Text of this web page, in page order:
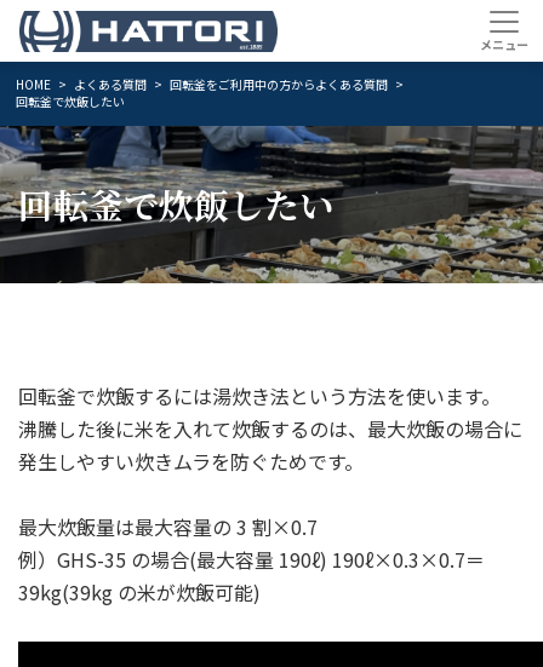
HOME よくある質問
回転釜をご利用中の方からよくある質問
回転釜で炊飯したい
回転釜で炊飯したい
回転釜で炊飯するには湯炊き法という方法を使います。
沸騰した後に米を入れて炊飯するのは、最大炊飯の場合に
発生しやすい炊きムラを防ぐためです。
最大炊飯量は最大容量の 3 割×0.7
例）GHS-35 の場合(最大容量 190ℓ) 190ℓ×0.3×0.7＝
39kg(39kg の米が炊飯可能)